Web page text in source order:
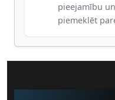
pieejamību
piemeklēt